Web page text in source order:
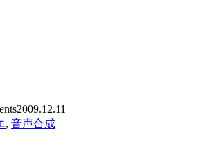
2009.12.11
, 音声合成